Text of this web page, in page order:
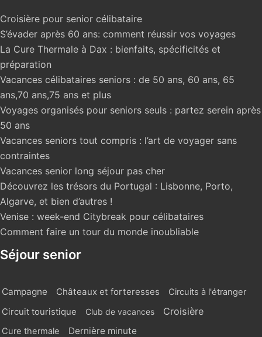
Croisière pour senior célibataire
S’évader après 60 ans: comment réussir vos voyages
La Cure Thermale à Dax : bienfaits, spécificités et
préparation
Vacances célibataires seniors : de 50 ans, 60 ans, 65
ans,70 ans,75 ans et plus
Voyages organisés pour seniors seuls : partez serein après
50 ans
Vacances seniors tout compris : l’art de voyager sans
contraintes
Vacances senior long séjour pas cher
Découvrez les trésors du Portugal : Lisbonne, Porto,
Algarve, et bien d’autres !
Venise : week-end Citybreak pour célibataires
Comment faire un tour du monde inoubliable
Séjour senior
Campagne Châteaux et forteresses
Circuits à l'étranger
Circuit touristique
Club de vacances Croisière
Cure thermale Dernière minute